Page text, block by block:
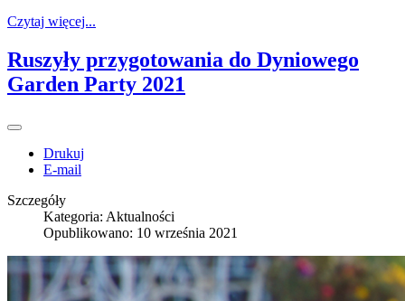
Czytaj więcej...
Ruszyły przygotowania do Dyniowego
Garden Party 2021
Drukuj
E-mail
Szczegóły
Kategoria: Aktualności
Opublikowano: 10 września 2021